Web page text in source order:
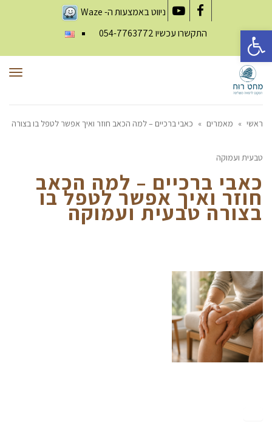
Facebook
YouTube
ניווט באמצעות ה-Waze
התקשרו עכשיו054-7763772
ראשי » מאמרים » כאבי ברכיים – למה הכאב חוזר ואיך אפשר לטפל בו בצורה
טבעית ועמוקה
כאבי ברכיים – למה הכאב
חוזר ואיך אפשר לטפל בו
בצורה טבעית ועמוקה
פתח סרגל נגישות